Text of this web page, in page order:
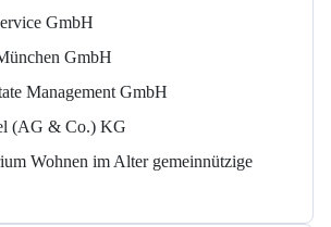
GmbH
GmbH
Management GmbH
(AG & Co.) KG
Wohnen im Alter gemeinnützige